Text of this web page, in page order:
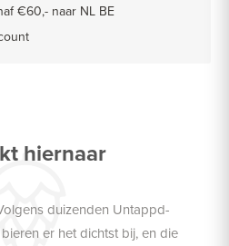
€60,- naar NL BE
hiernaar
duizenden Untappd-
er het dichtst bij, en die